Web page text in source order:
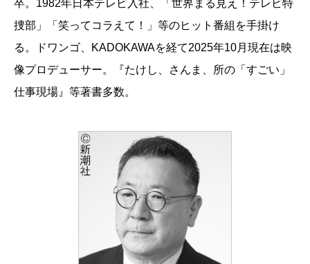
卒。1982年日本テレビ入社、「世界まる見え！テレビ特
捜部」「笑ってコラえて！」等のヒット番組を手掛け
る。ドワンゴ、KADOKAWAを経て2025年10月現在は映
像プロデューサー。『たけし、さんま、所の「すごい」
仕事現場』等著書多数。